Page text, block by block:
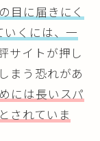
目に届きにく
くには、一
サイトが押し
まう恐れがあ
には長いスパ
されていま